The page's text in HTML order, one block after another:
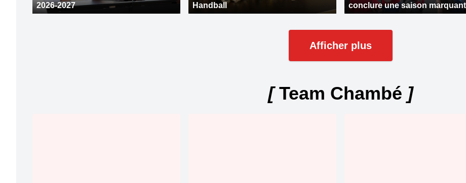
2026-2027
Handball
conclure une saison
Afficher plus
[Team Chambé ]